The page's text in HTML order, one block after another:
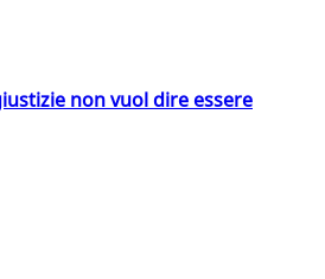
non vuol dire essere